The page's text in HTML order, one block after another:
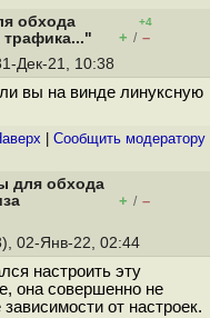
обхода
трафика..."
+4
+ / –
Дек-21, 10:38
вы на винде линуксную
Cообщить модератору
для обхода
+ / –
02-Янв-22, 02:44
настроить эту
она совершенно не
от настроек.